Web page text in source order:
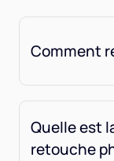
Comment
Quelle est
retouche